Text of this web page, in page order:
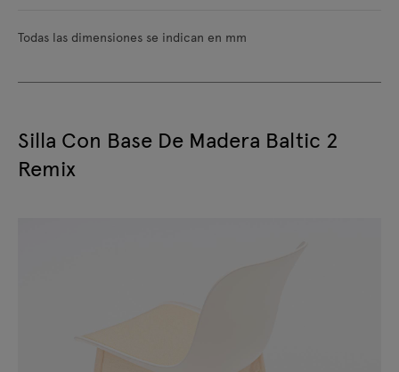
Todas las dimensiones se indican en mm
Silla Con Base De Madera Baltic 2
Remix